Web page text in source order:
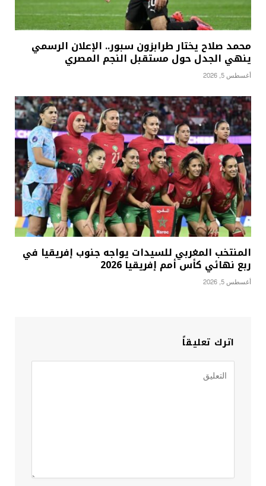
محمد صلاح يختار طرابزون سبور.. الإعلان الرسمي
ينهي الجدل حول مستقبل النجم المصري
أغسطس 5, 2026
المنتخب المغربي للسيدات يواجه جنوب إفريقيا في
ربع نهائي كأس أمم إفريقيا 2026
أغسطس 5, 2026
اترك تعليقاً